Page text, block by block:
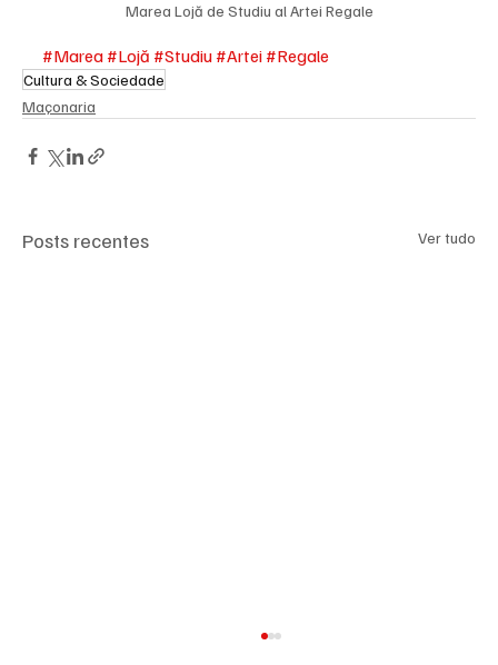
Marea Lojă de Studiu al Artei Regale
#Marea #Lojă #Studiu #Artei #Regale
Cultura & Sociedade
Maçonaria
Posts recentes Ver tudo